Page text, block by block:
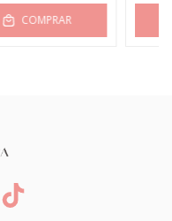
COMPRAR